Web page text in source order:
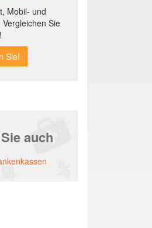
Mobil- und
Sie
auch